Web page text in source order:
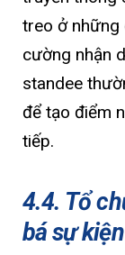
treo ở những
cường nhận
standee
để tạo điểm
tiếp.
4.4. Tổ
bá sự kiện